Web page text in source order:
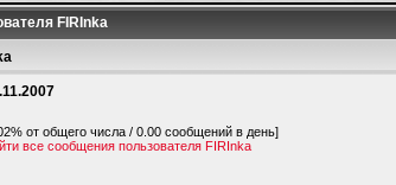
FIRInka
от общего числа / 0.00 сообщений в день]
все сообщения пользователя FIRInka